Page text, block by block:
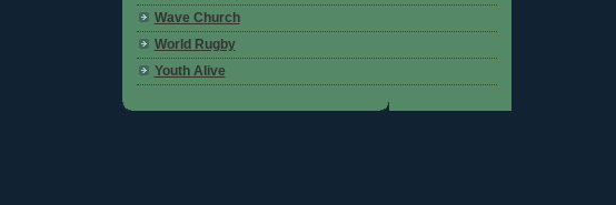
Wave Church
World Rugby
Youth Alive